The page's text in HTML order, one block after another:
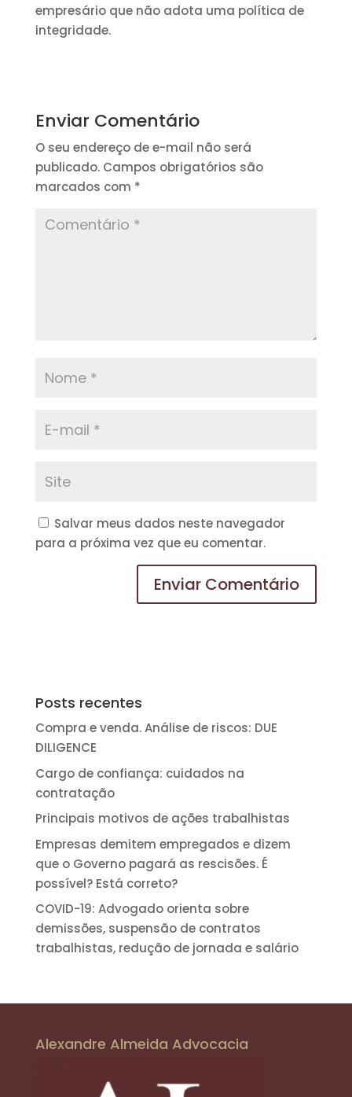
empresário que não adota uma política de
integridade.
Enviar Comentário
O seu endereço de e-mail não será
publicado. Campos obrigatórios são
marcados com *
Salvar meus dados neste navegador
para a próxima vez que eu comentar.
Posts recentes
Compra e venda. Análise de riscos: DUE
DILIGENCE
Cargo de confiança: cuidados na
contratação
Principais motivos de ações trabalhistas
Empresas demitem empregados e dizem
que o Governo pagará as rescisões. É
possível? Está correto?
COVID-19: Advogado orienta sobre
demissões, suspensão de contratos
trabalhistas, redução de jornada e salário
Alexandre Almeida Advocacia